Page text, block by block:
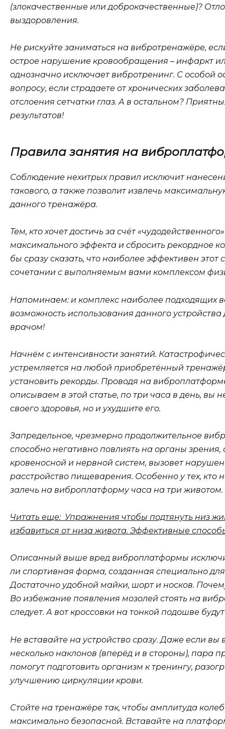
(злокачественные или доброкачественные)?
выздоровления.
Не рискуйте заниматься на вибротренажёре,
острое нарушение кровообращения – инфаркт
однозначно исключает вибротренинг. С особой
вопросу, если страдаете от хронических
отслоения сетчатки глаз. А в остальном?
результатов!
Правила занятия на
Соблюдение нехитрых правил исключит
такового, а также позволит извлечь
данного тренажёра.
Тем, кто хочет достичь за счёт
максимального эффекта и сбросить рекордное
бы сразу сказать, что наиболее эффективен
сочетании с выполняемым вами комплексом
Напоминаем: и комплекс наиболее подходящих
возможность использования данного
врачом!
Начнём с интенсивности занятий.
устремляется на любой приобретённый
установить рекорды. Проводя на
описываем в этой статье, по три часа в день, вы
своего здоровья, но и ухудшите его.
Запредельное, чрезмерно продолжительное
способно негативно повлиять на органы зрения,
кровеносной и нервной систем, вызовет
расстройство пищеварения. Особенно у тех, кто
залечь на виброплатформу часа на три животом.
Читать еще: Упражнения чтобы подтянуть низ
избавиться от низа живота. Эффективные
Описанный выше вред виброплатформы
ли спортивная форма, созданная специально
Достаточно удобной майки, шорт и носков.
Во избежание появления мозолей стоять на
следует. А вот кроссовки на тонкой подошве
Не вставайте на устройство сразу. Даже если
несколько наклонов (вперёд и в стороны), пара
помогут подготовить организм к тренингу,
улучшению циркуляции крови.
Стойте на тренажёре так, чтобы амплитуда
максимально безопасной. Вставайте на